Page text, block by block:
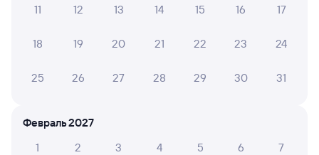
ЖД билеты в Идель
11 12 13 14 15 16 17
18 19 20 21 22 23 24
25 26 27 28 29 30 31
Февраль 2027
1
2 3 4 5 6 7